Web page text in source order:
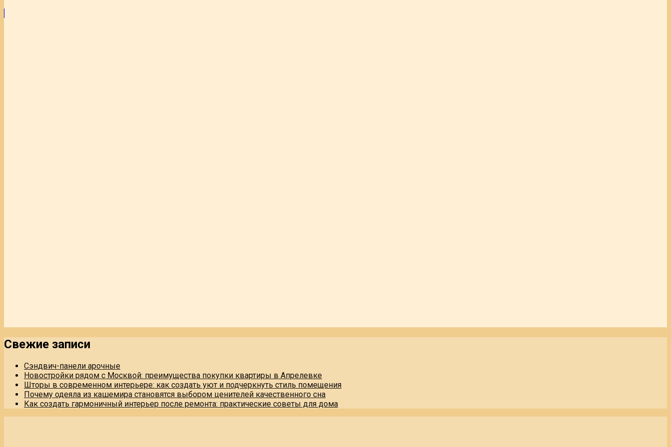
Свежие записи
Сэндвич-панели арочные
Новостройки рядом с Москвой: преимущества покупки квартиры в Апрелевке
Шторы в современном интерьере: как создать уют и подчеркнуть стиль помещения
Почему одеяла из кашемира становятся выбором ценителей качественного сна
Как создать гармоничный интерьер после ремонта: практические советы для дома